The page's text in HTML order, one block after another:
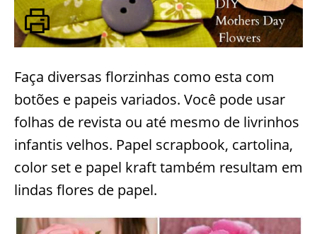
Faça diversas florzinhas como esta com
botões e papeis variados. Você pode usar
folhas de revista ou até mesmo de livrinhos
infantis velhos. Papel scrapbook, cartolina,
color set e papel kraft também resultam em
lindas flores de papel.